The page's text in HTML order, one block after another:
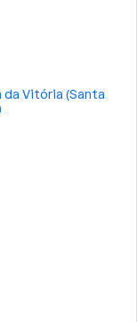
da Vitória (Santa